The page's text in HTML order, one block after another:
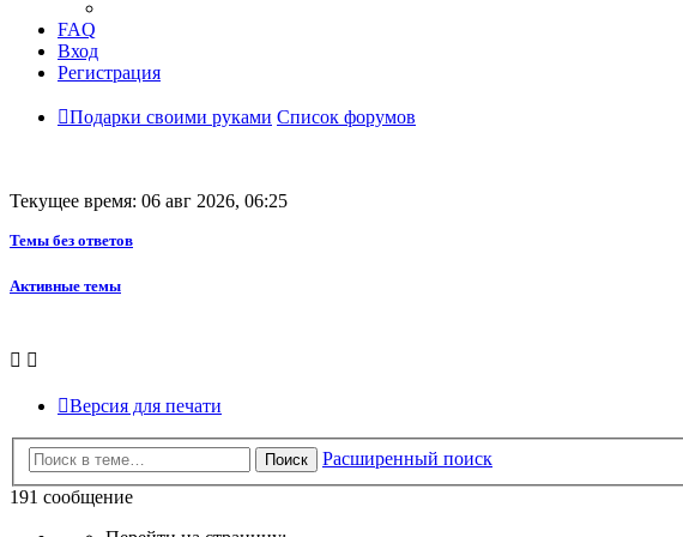
FAQ
Вход
Регистрация
Подарки своими руками Список форумов
Текущее время: 06 авг 2026, 06:25
Темы без ответов
Активные темы
Версия для печати
Поиск
Расширенный поиск
191 сообщение